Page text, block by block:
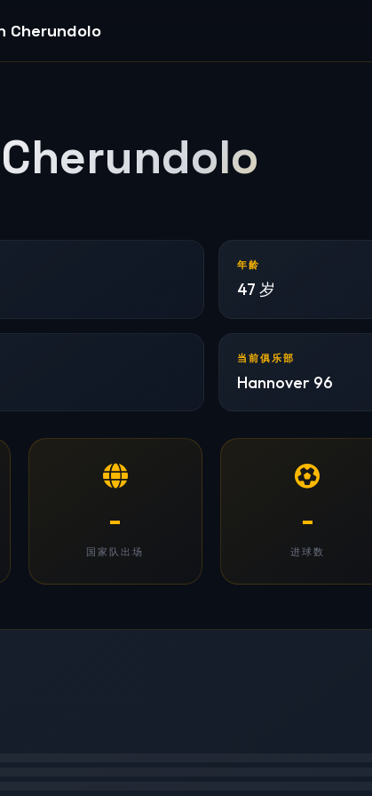
Cherundolo
年龄
47 岁
当前俱乐部
Hannover 96
-
国家队出场
-
进球数